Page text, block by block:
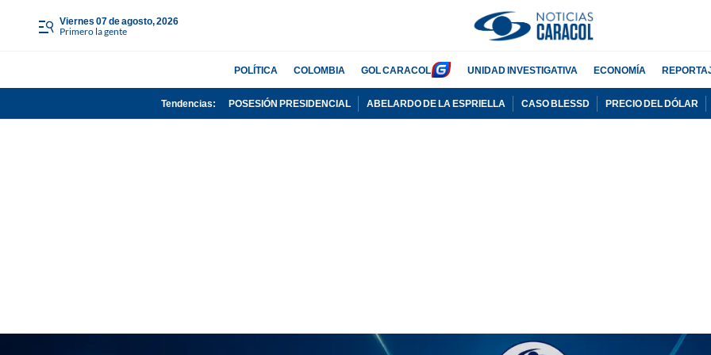
viernes 07 de agosto, 2026
Primero la gente
POLÍTICA COLOMBIA GOL CARACOL UNIDAD INVESTIGATIVA ECONOMÍA
Tendencias: POSESIÓN PRESIDENCIAL ABELARDO DE LA ESPRIELLA CASO BLESSD PRECIO DEL DÓLAR